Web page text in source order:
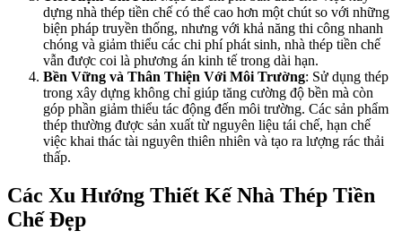
dựng nhà thép tiền chế có thể cao hơn một chút so với những
biện pháp truyền thống, nhưng với khả năng thi công nhanh
chóng và giảm thiểu các chi phí phát sinh, nhà thép tiền chế
vẫn được coi là phương án kinh tế trong dài hạn.
Bền Vững và Thân Thiện Với Môi Trường: Sử dụng thép
trong xây dựng không chỉ giúp tăng cường độ bền mà còn
góp phần giảm thiểu tác động đến môi trường. Các sản phẩm
thép thường được sản xuất từ nguyên liệu tái chế, hạn chế
việc khai thác tài nguyên thiên nhiên và tạo ra lượng rác thải
thấp.
Các Xu Hướng Thiết Kế Nhà Thép Tiền
Chế Đẹp